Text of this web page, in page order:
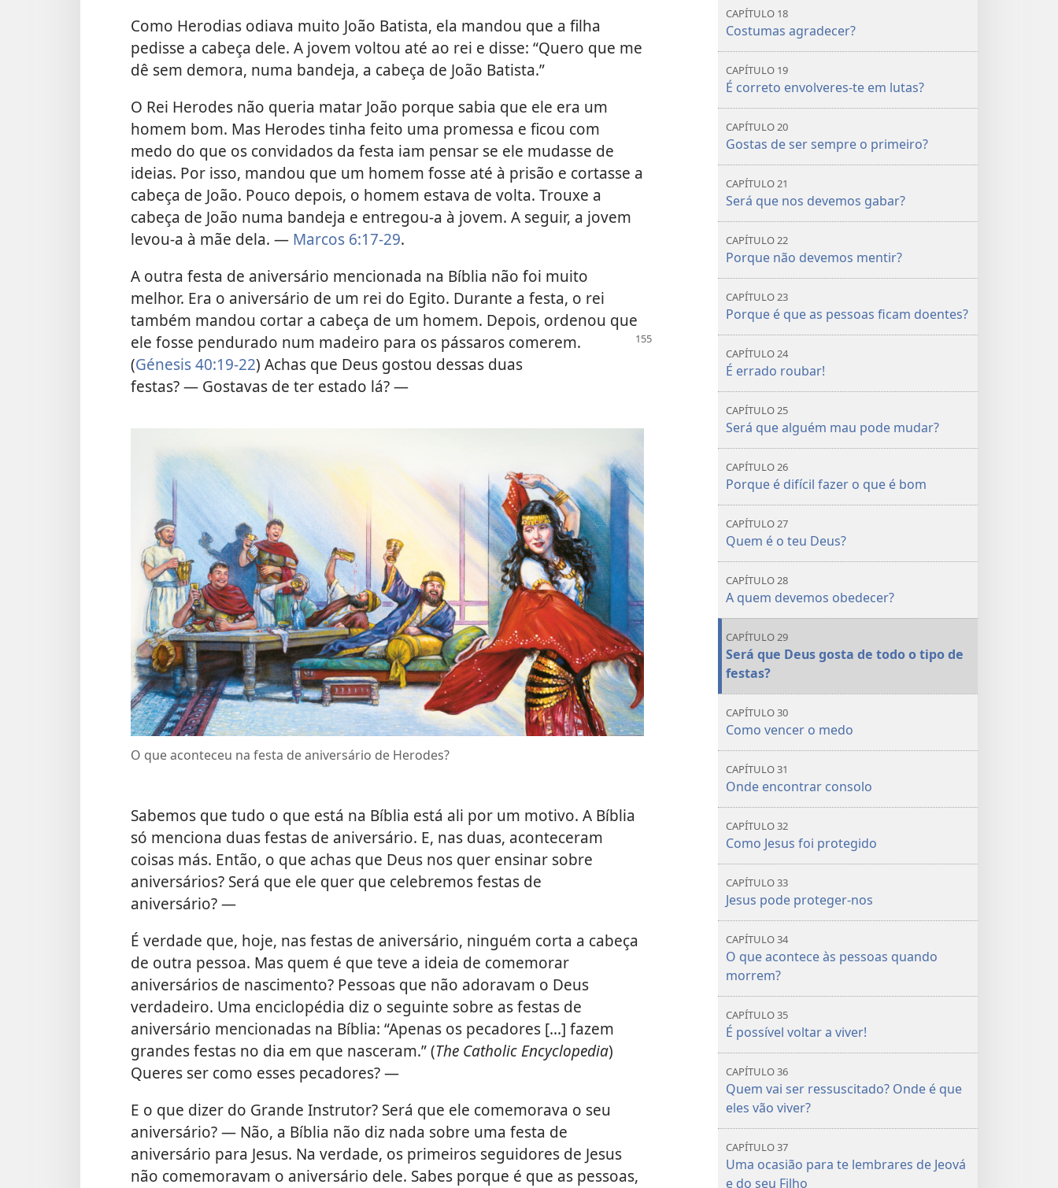
Como Herodias odiava muito João Batista, ela mandou que a filha
pedisse a cabeça dele. A jovem voltou até ao rei e disse: “Quero que me
dê sem demora, numa bandeja, a cabeça de João Batista.”
O Rei Herodes não queria matar João porque sabia que ele era um
homem bom. Mas Herodes tinha feito uma promessa e ficou com
medo do que os convidados da festa iam pensar se ele mudasse de
ideias. Por isso, mandou que um homem fosse até à prisão e cortasse a
cabeça de João. Pouco depois, o homem estava de volta. Trouxe a
cabeça de João numa bandeja e entregou-a à jovem. A seguir, a jovem
levou-a à mãe dela. — Marcos 6:17-29.
A outra festa de aniversário mencionada na Bíblia não foi muito
melhor. Era o aniversário de um rei do Egito. Durante a festa, o rei
também mandou cortar a cabeça de um homem. Depois, ordenou que
ele fosse pendurado num madeiro para os pássaros comerem.
(Génesis 40:19-22) Achas que Deus gostou dessas duas
festas? — Gostavas de ter estado lá? —
O que aconteceu na festa de aniversário de Herodes?
Sabemos que tudo o que está na Bíblia está ali por um motivo. A Bíblia
só menciona duas festas de aniversário. E, nas duas, aconteceram
coisas más. Então, o que achas que Deus nos quer ensinar sobre
aniversários? Será que ele quer que celebremos festas de
aniversário? —
É verdade que, hoje, nas festas de aniversário, ninguém corta a cabeça
de outra pessoa. Mas quem é que teve a ideia de comemorar
aniversários de nascimento? Pessoas que não adoravam o Deus
verdadeiro. Uma enciclopédia diz o seguinte sobre as festas de
aniversário mencionadas na Bíblia: “Apenas os pecadores [...] fazem
grandes festas no dia em que nasceram.” (The Catholic Encyclopedia)
Queres ser como esses pecadores? —
E o que dizer do Grande Instrutor? Será que ele comemorava o seu
aniversário? — Não, a Bíblia não diz nada sobre uma festa de
aniversário para Jesus. Na verdade, os primeiros seguidores de Jesus
não comemoravam o aniversário dele. Sabes porque é que as pessoas,
CAPÍTULO 18
Costumas agradecer?
CAPÍTULO 19
É correto envolveres-te em lutas?
CAPÍTULO 20
Gostas de ser sempre o primeiro?
CAPÍTULO 21
Será que nos devemos gabar?
CAPÍTULO 22
Porque não devemos mentir?
CAPÍTULO 23
Porque é que as pessoas ficam doentes?
CAPÍTULO 24
É errado roubar!
CAPÍTULO 25
Será que alguém mau pode mudar?
CAPÍTULO 26
Porque é difícil fazer o que é bom
CAPÍTULO 27
Quem é o teu Deus?
CAPÍTULO 28
A quem devemos obedecer?
CAPÍTULO 29
Será que Deus gosta de todo o tipo de
festas?
CAPÍTULO 30
Como vencer o medo
CAPÍTULO 31
Onde encontrar consolo
CAPÍTULO 32
Como Jesus foi protegido
CAPÍTULO 33
Jesus pode proteger-nos
CAPÍTULO 34
O que acontece às pessoas quando
morrem?
CAPÍTULO 35
É possível voltar a viver!
CAPÍTULO 36
Quem vai ser ressuscitado? Onde é que
eles vão viver?
CAPÍTULO 37
Uma ocasião para te lembrares de Jeová
e do seu Filho